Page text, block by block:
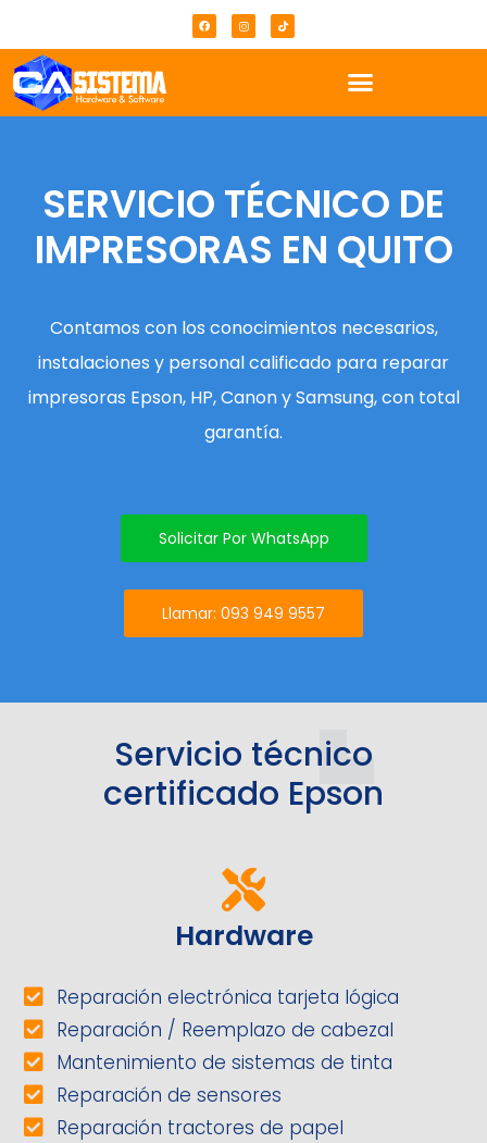
SERVICIO TÉCNICO DE
IMPRESORAS EN QUITO
Contamos con los conocimientos necesarios,
instalaciones y personal calificado para reparar
impresoras Epson, HP, Canon y Samsung, con total
garantía.
Solicitar Por WhatsApp
Llamar: 093 949 9557
Servicio técnico
certificado Epson
Hardware
Reparación electrónica tarjeta lógica
Reparación / Reemplazo de cabezal
Mantenimiento de sistemas de tinta
Reparación de sensores
Reparación tractores de papel